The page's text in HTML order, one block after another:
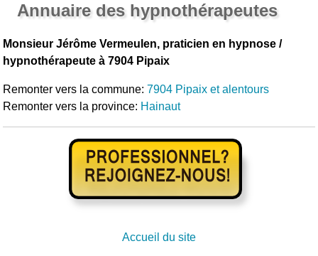
Annuaire des hypnothérapeutes
Monsieur Jérôme Vermeulen, praticien en hypnose /
hypnothérapeute à 7904 Pipaix
Remonter vers la commune:7904 Pipaix et alentours
Remonter vers la province: Hainaut
Accueil du site